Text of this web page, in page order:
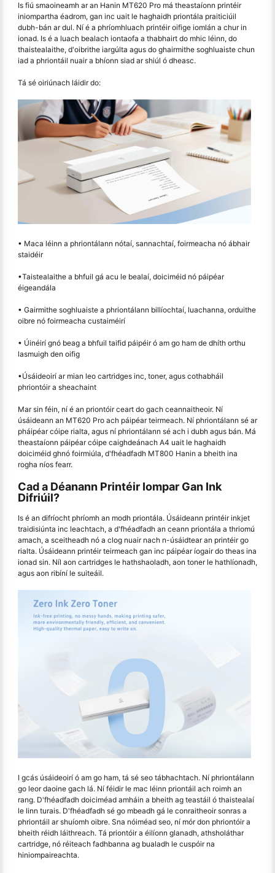
Is fiú smaoineamh ar an Hanin MT620 Pro má theastaíonn printéir
iniompartha éadrom, gan inc uait le haghaidh priontála praiticiúil
dubh-bán ar dul. Ní é a phríomhluach printéir oifige iomlán a chur in
ionad. Is é a luach bealach iontaofa a thabhairt do mhic léinn, do
thaistealaithe, d'oibrithe iargúlta agus do ghairmithe soghluaiste chun
iad a phriontáil nuair a bhíonn siad ar shiúl ó dheasc.
Tá sé oiriúnach láidir do:
• Maca léinn a phriontálann nótaí, sannachtaí, foirmeacha nó ábhair
staidéir
•Taistealaithe a bhfuil gá acu le bealaí, doiciméid nó páipéar
éigeandála
• Gairmithe soghluaiste a phriontálann billíochtaí, luachanna, orduithe
oibre nó foirmeacha custaiméirí
• Úinéirí gnó beag a bhfuil taifid páipéir ó am go ham de dhíth orthu
lasmuigh den oifig
•Úsáideoirí ar mian leo cartridges inc, toner, agus cothabháil
phriontóir a sheachaint
Mar sin féin, ní é an priontóir ceart do gach ceannaitheoir. Ní
úsáideann an MT620 Pro ach páipéar teirmeach. Ní phriontálann sé ar
pháipéar cóipe rialta, agus ní phriontálann sé ach i dubh agus bán. Má
theastaíonn páipéar cóipe caighdeánach A4 uait le haghaidh
doiciméid ghnó foirmiúla, d'fhéadfadh MT800 Hanin a bheith ina
rogha níos fearr.
Cad a Déanann Printéir Iompar Gan Ink
Difriúil?
Is é an difríocht phríomh an modh priontála. Úsáideann printéir inkjet
traidisiúnta inc leachtach, a d'fhéadfadh an ceann priontála a thriomú
amach, a sceitheadh nó a clog nuair nach n-úsáidtear an printéir go
rialta. Úsáideann printéir teirmeach gan inc páipéar íogair do theas ina
ionad sin. Níl aon cartridges le hathshaoladh, aon toner le hathlíonadh,
agus aon ribíní le suiteáil.
I gcás úsáideoirí ó am go ham, tá sé seo tábhachtach. Ní phriontálann
go leor daoine gach lá. Ní féidir le mac léinn priontáil ach roimh an
rang. D'fhéadfadh doiciméad amháin a bheith ag teastáil ó thaistealaí
le linn turais. D'fhéadfadh sé go mbeadh gá le conraitheoir sonras a
phriontáil ar shuíomh oibre. Sna nóiméad seo, ní mór don phriontóir a
bheith réidh láithreach. Tá priontóir a éilíonn glanadh, athsholáthar
cartridge, nó réiteach fadhbanna ag bualadh le cuspóir na
hiniompaireachta.